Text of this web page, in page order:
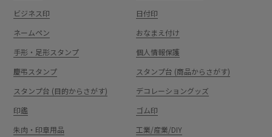
ビジネス印
日付印
ネームペン
おなまえ付け
手形・足形スタンプ
個人情報保護
慶弔スタンプ
スタンプ台 (商品からさがす)
スタンプ台 (目的からさがす)
デコレーショングッズ
印鑑
ゴム印
朱肉・印章用品
工業/産業/DIY